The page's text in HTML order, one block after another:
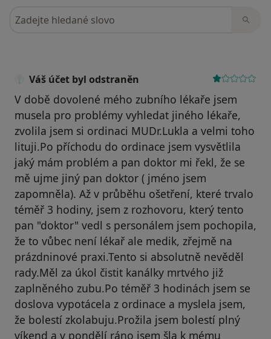
Hledejte v názorech
Váš účet byl odstraněn
V době dovolené mého zubního lékaře jsem
musela pro problémy vyhledat jiného lékaře,
zvolila jsem si ordinaci MUDr.Lukla a velmi toho
lituji.Po příchodu do ordinace jsem vysvětlila
jaký mám problém a pan doktor mi řekl, že se
mě ujme jiný pan doktor ( jméno jsem
zapomněla). Až v průběhu ošetření, které trvalo
téměř 3 hodiny, jsem z rozhovoru, který tento
pan "doktor" vedl s personálem jsem pochopila,
že to vůbec není lékař ale medik, zřejmě na
prázdninové praxi.Tento si absolutně nevěděl
rady.Měl za úkol čistit kanálky mrtvého již
zaplněného zubu.Po téměř 3 hodinách jsem se
doslova vypotácela z ordinace a myslela jsem,
že bolestí zkolabuju.Prožila jsem bolestí plný
víkend a v pondělí ráno jsem šla k mému